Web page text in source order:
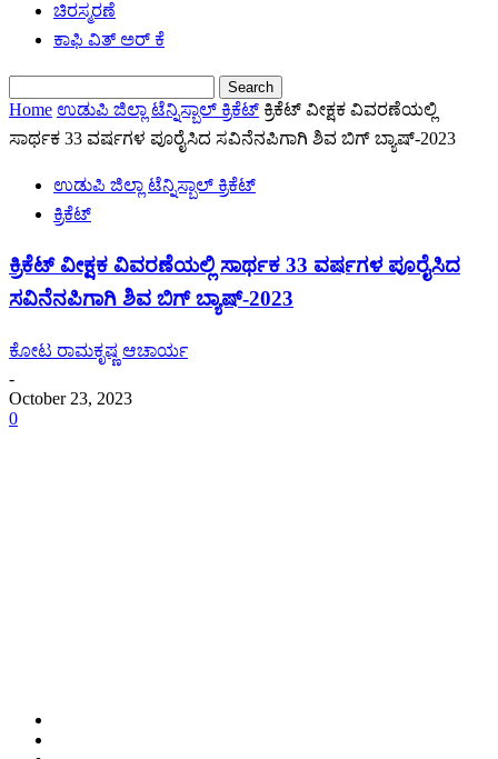
ಚಿರಸ್ಮರಣೆ
ಕಾಫಿ ವಿತ್ ಅರ್ ಕೆ
Home ಉಡುಪಿ ಜಿಲ್ಲಾ ಟೆನ್ನಿಸ್ಬಾಲ್ ಕ್ರಿಕೆಟ್ ಕ್ರಿಕೆಟ್ ವೀಕ್ಷಕ ವಿವರಣೆಯಲ್ಲಿ
ಸಾರ್ಥಕ 33 ವರ್ಷಗಳ ಪೂರೈಸಿದ ಸವಿನೆನಪಿಗಾಗಿ ಶಿವ ಬಿಗ್ ಬ್ಯಾಷ್-2023
ಉಡುಪಿ ಜಿಲ್ಲಾ ಟೆನ್ನಿಸ್ಬಾಲ್ ಕ್ರಿಕೆಟ್
ಕ್ರಿಕೆಟ್
ಕ್ರಿಕೆಟ್ ವೀಕ್ಷಕ ವಿವರಣೆಯಲ್ಲಿ ಸಾರ್ಥಕ 33 ವರ್ಷಗಳ ಪೂರೈಸಿದ
ಸವಿನೆನಪಿಗಾಗಿ ಶಿವ ಬಿಗ್ ಬ್ಯಾಷ್-2023
ಕೋಟ ರಾಮಕೃಷ್ಣ ಆಚಾರ್ಯ
-
October 23, 2023
0